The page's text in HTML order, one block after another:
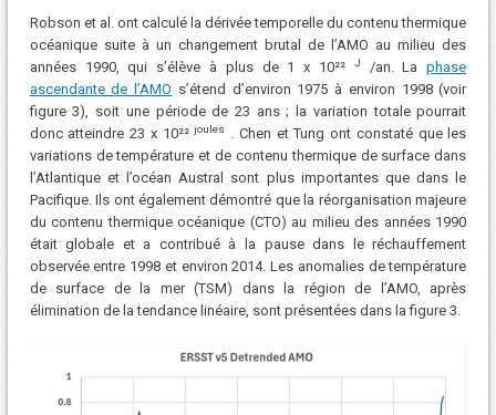
Robson et al. ont calculé la dérivée temporelle du contenu thermique
océanique suite à un changement brutal de l’AMO au milieu des
années 1990, qui s’élève à plus de 1 x 10²²
J /an. Laphase
ascendante de l’AMO s’étend d’environ 1975 à environ 1998 (voir
figure 3), soit une période de 23 ans ; la variation totale pourrait
donc atteindre 23 x 10²²joules
. Chen et Tung ont constaté que les
variations de température et de contenu thermique de surface dans
l’Atlantique et l’océan Austral sont plus importantes que dans le
Pacifique. Ils ont également démontré que la réorganisation majeure
du contenu thermique océanique (CTO) au milieu des années 1990
était globale et a contribué à la pause dans le réchauffement
observée entre 1998 et environ 2014. Les anomalies de température
de surface de la mer (TSM) dans la région de l’AMO, après
élimination de la tendance linéaire, sont présentées dans la figure 3.